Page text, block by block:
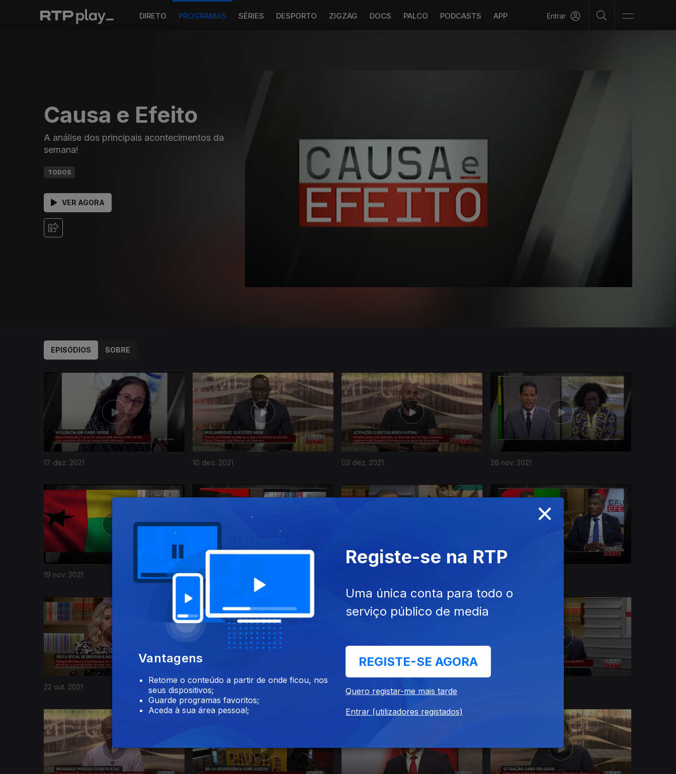
DIRETO PROGRAMAS SÉRIES DESPORTO ZIGZAG DOCS PALCO PODCASTS APP Entrar
Causa e Efeito
A análise dos principais acontecimentos da
semana!
TODOS
VER AGORA
EPISÓDIOS SOBRE
17 dez. 2021 10 dez. 2021 03 dez. 2021 26 nov. 2021
19 nov. 2021 12 nov. 2021
22 out. 2021 15 out. 2021 08 out. 2021
570994
×
Vantagens
Retome o conteúdo a partir de onde ficou, nos
seus dispositivos;
Guarde programas favoritos;
Aceda à sua área pessoal;
Registe-se na RTP
Uma única conta para todo o
serviço público de media
REGISTE-SE AGORA
Quero registar-me mais tarde
Entrar (utilizadores registados)